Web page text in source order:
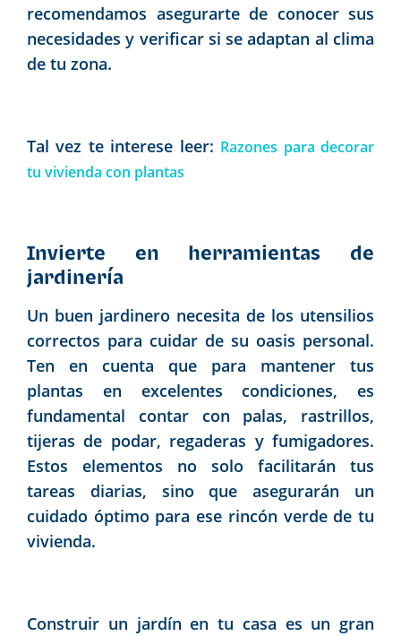
recomendamos asegurarte de conocer sus
necesidades y verificar si se adaptan al clima
de tu zona.
Tal vez te interese leer: Razones para decorar
tu vivienda con plantas
Invierte en herramientas de
jardinería
Un buen jardinero necesita de los utensilios
correctos para cuidar de su oasis personal.
Ten en cuenta que para mantener tus
plantas en excelentes condiciones, es
fundamental contar con palas, rastrillos,
tijeras de podar, regaderas y fumigadores.
Estos elementos no solo facilitarán tus
tareas diarias, sino que asegurarán un
cuidado óptimo para ese rincón verde de tu
vivienda.
Construir un jardín en tu casa es un gran